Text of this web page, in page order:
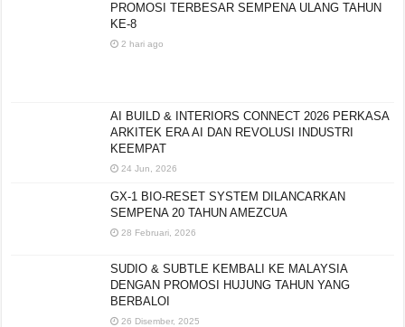
PROMOSI TERBESAR SEMPENA ULANG TAHUN
KE-8
2 hari ago
AI BUILD & INTERIORS CONNECT 2026 PERKASA
ARKITEK ERA AI DAN REVOLUSI INDUSTRI
KEEMPAT
24 Jun, 2026
GX-1 BIO-RESET SYSTEM DILANCARKAN
SEMPENA 20 TAHUN AMEZCUA
28 Februari, 2026
SUDIO & SUBTLE KEMBALI KE MALAYSIA
DENGAN PROMOSI HUJUNG TAHUN YANG
BERBALOI
26 Disember, 2025